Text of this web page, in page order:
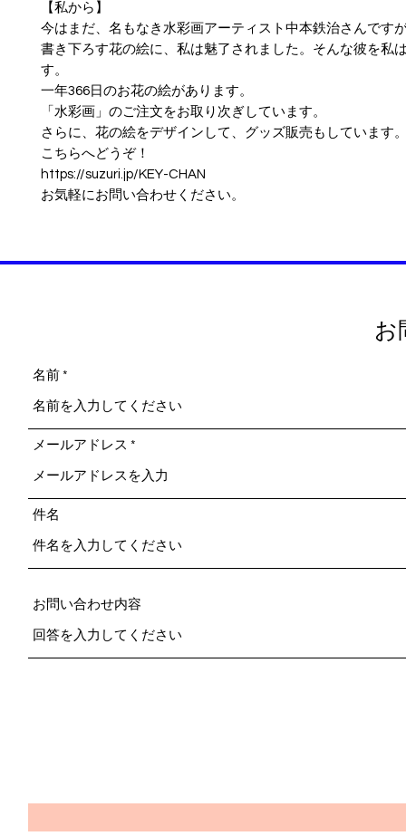
【私から】
今はまだ、名もなき水彩画アーティスト中本鉄治さんです
書き下ろす花の絵に、私は魅了されました。そんな彼を私
す。
一年366日のお花の絵があります。
「水彩画」のご注文をお取り次ぎしています。
さらに、花の絵をデザインして、グッズ販売もしています
こちらへどうぞ！
https://suzuri.jp/KEY-CHAN
お気軽にお問い合わせください。
お
名前
メールアドレス
件名
お問い合わせ内容